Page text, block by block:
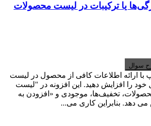
یا ترکیبات در لیست محصولات
سوال
با ارائه اطلاعات کافی از محصول در لیست
خود را افزایش دهید. این افزونه در "لیست
تخفیف‌ها، موجودی و «افزودن به
دهد. بنابراین کاری می...